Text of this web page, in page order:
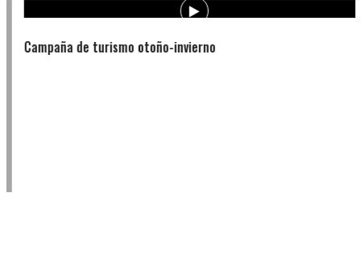
Campaña de turismo otoño-invierno